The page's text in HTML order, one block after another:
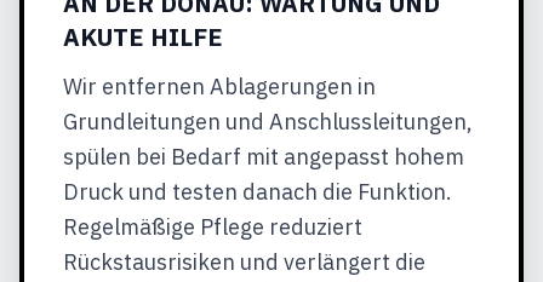
AKUTE HILFE
Wir entfernen Ablagerungen in
Grundleitungen und Anschlussleitungen,
spülen bei Bedarf mit angepasst hohem
Druck und testen danach die Funktion.
Regelmäßige Pflege reduziert
Rückstausrisiken und verlängert die